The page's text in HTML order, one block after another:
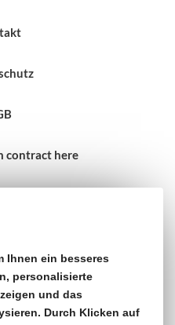
Ihnen ein besseres
personalisierte
und das
Durch Klicken auf
contract here
& Rückversand
Bestellwert